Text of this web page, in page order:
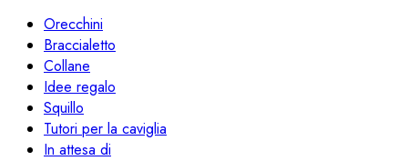
Orecchini
Braccialetto
Collane
Idee regalo
Squillo
Tutori per la caviglia
In attesa di